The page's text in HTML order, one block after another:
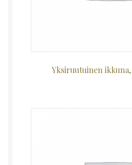
Yksiruutuinen ikkuna,